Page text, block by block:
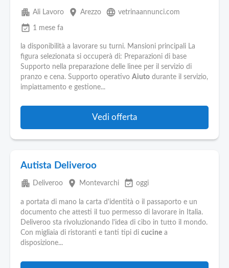
apartment Ali Lavoro place Arezzo language vetrinaannunci.com
event_available 1 mese fa
la disponibilità a lavorare su turni. Mansioni principali La
figura selezionata si occuperà di: Preparazioni di base
Supporto nella preparazione delle linee per il servizio di
pranzo e cena. Supporto operativo Aiuto durante il servizio,
impiattamento e gestione...
Vedi offerta
Autista Deliveroo
apartment Deliveroo place Montevarchi event_available oggi
a portata di mano la carta d'identità o il passaporto e un
documento che attesti il tuo permesso di lavorare in Italia.
Deliveroo sta rivoluzionando l'idea di cibo in tutto il mondo.
Con migliaia di ristoranti e tanti tipi di cucine a
disposizione...